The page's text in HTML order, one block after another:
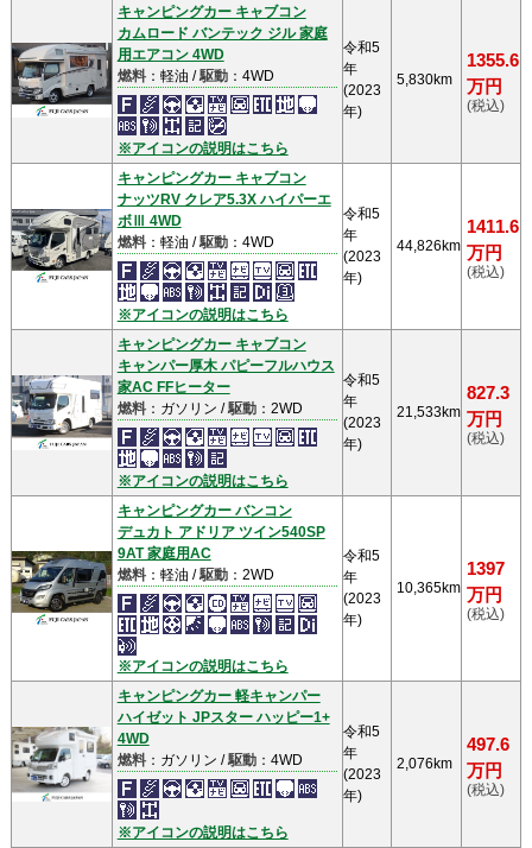
キャンピングカー キャブコン
カムロード バンテック ジル 家庭
用エアコン 4WD
燃料：軽油 /駆動：4WD
※アイコンの説明はこちら
令和5
年
(2023
年)
5,830km
1355.6
万円
(税込)
キャンピングカー キャブコン
ナッツRV クレア5.3X ハイパーエ
ボⅢ 4WD
燃料：軽油 /駆動：4WD
※アイコンの説明はこちら
令和5
年
(2023
年)
44,826km
1411.6
万円
(税込)
キャンピングカー キャブコン
キャンパー厚木 パピーフルハウス
家AC FFヒーター
燃料：ガソリン /駆動：2WD
※アイコンの説明はこちら
令和5
年
(2023
年)
21,533km
827.3
万円
(税込)
キャンピングカー バンコン
デュカト アドリア ツイン540SP
9AT 家庭用AC
燃料：軽油 /駆動：2WD
※アイコンの説明はこちら
令和5
年
(2023
年)
10,365km
1397
万円
(税込)
キャンピングカー 軽キャンパー
ハイゼット JPスター ハッピー1+
4WD
燃料：ガソリン /駆動：4WD
※アイコンの説明はこちら
令和5
年
(2023
年)
2,076km
497.6
万円
(税込)